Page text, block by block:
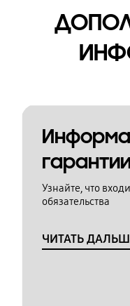
Узнайте, что
обязательства
ЧИТАТЬ